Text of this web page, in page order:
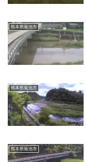
熊本県菊池市
熊本県菊池市
熊本県菊池市